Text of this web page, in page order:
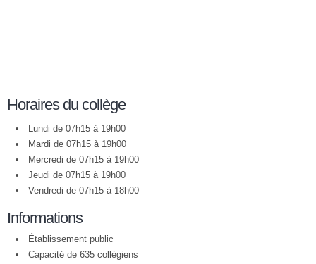
Horaires du collège
Lundi de 07h15 à 19h00
Mardi de 07h15 à 19h00
Mercredi de 07h15 à 19h00
Jeudi de 07h15 à 19h00
Vendredi de 07h15 à 18h00
Informations
Établissement public
Capacité de 635 collégiens